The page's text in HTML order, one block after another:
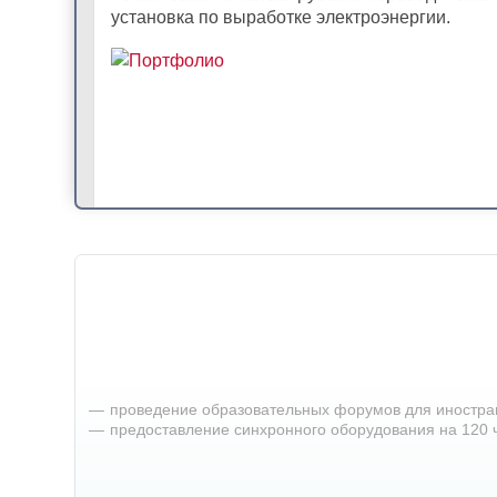
установка по выработке электроэнергии.
Перевод с английского руководства по
проведение образовательных форумов для
предоставление синхронного оборудования на 120